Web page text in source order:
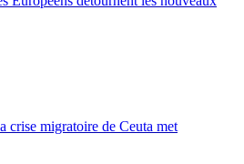
crise migratoire de Ceuta met